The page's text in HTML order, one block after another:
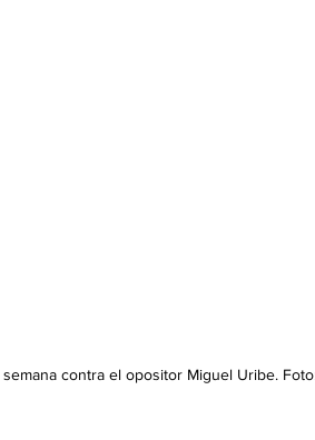
contra el opositor Miguel Uribe.